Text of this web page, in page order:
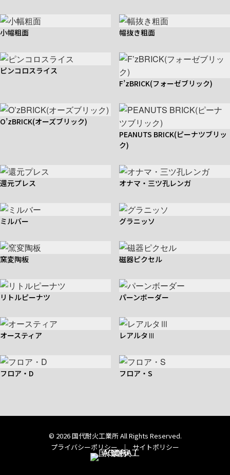
小幅粗面 幅抜き粗面
ピンコロスライス
F’zBRICK(フォーゼブリック)
O’zBRICK(オーズブリック)
PEANUTS BRICK(ピーナツブリッ
ク)
還元プレス オナマ・三ツ孔レンガ
ミルバー グラニッソ
窯変陶板 磁器ピクセル
リトルピーナツ パーンボーダー
オースティア レアルタⅢ
フロア・D フロア・S
© 2026 国代耐火工業所 All Rights Reserved.
プライバシーポリシー
｜ サイトポリシー